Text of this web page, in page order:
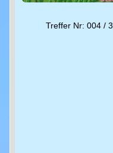
Treffer Nr: 004 / 3